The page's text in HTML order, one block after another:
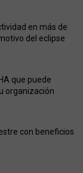
en más de
del eclipse
que puede
organización
con beneficios